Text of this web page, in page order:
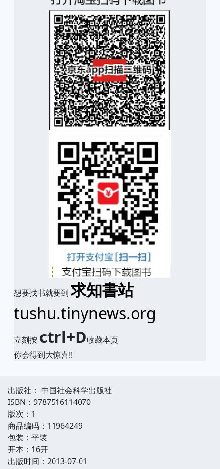
想要找书就要到求知書站
tushu.tinynews.org
立刻按 ctrl+D收藏本页
你会得到大惊喜!!
出版社： 中国社会科学出版社
ISBN：9787516114070
版次：1
商品编码：11964249
包装：平装
开本：16开
出版时间：2013-07-01